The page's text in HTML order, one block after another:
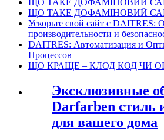
ЩО ТАКЕ ДОФАМІНОВИЙ
ЩО ТАКЕ ДОФАМІНОВИЙ
Ускорьте свой сайт с DAITRES:
производительности и
DAITRES: Автоматизация и
Процессов
ЩО КРАЩЕ – КЛОД КОД ЧИ
Эксклюзивные
Darfarben стиль
для вашего дома